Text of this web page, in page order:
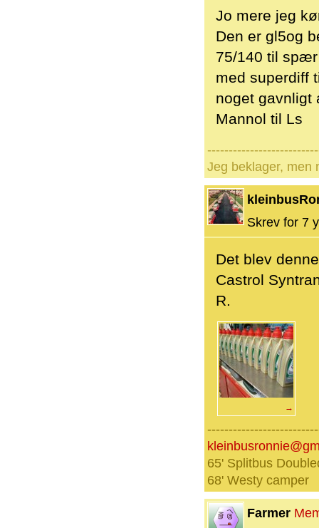
Jo mere jeg
Den er gl5og
75/140 til
med superdiff
noget gavnligt
Mannol til Ls
Jeg beklager, men
Skrev for 7
Det blev
Castrol
R.
→
65' Splitbus
68' Westy camper
Farmer